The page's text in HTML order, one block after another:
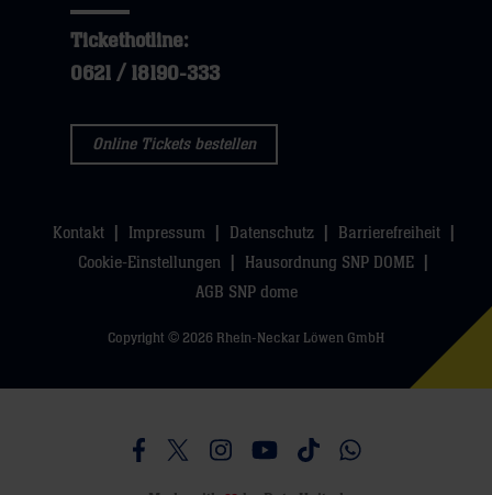
Tickethotline:
0621 / 18190-333
Online Tickets bestellen
Kontakt Impressum Datenschutz
Barrierefreiheit
Cookie-Einstellungen
Hausordnung SNP DOME
AGB SNP dome
Copyright © 2026 Rhein-Neckar Löwen GmbH
Besucht uns auf Facebook
Besucht uns auf Twitter
Besucht uns auf Instagram
Besucht uns auf Youtube
Besucht uns auf
Besucht uns auf